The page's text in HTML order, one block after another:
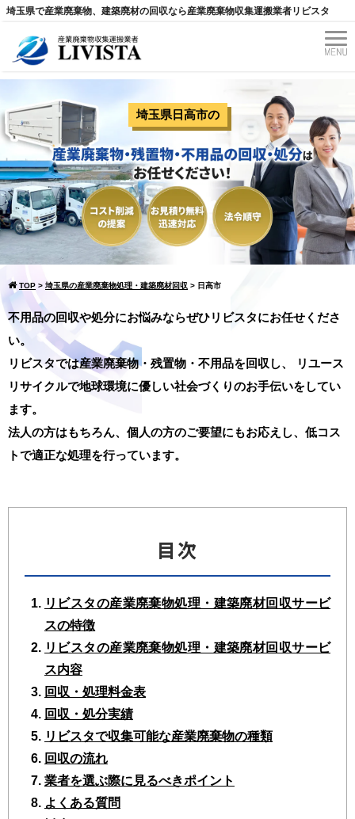
埼玉県で産業廃棄物、建築廃材の回収なら産業廃棄物収集運搬業者リビスタ
埼玉県日高市の
TOP > 埼玉県の産業廃棄物処理・建築廃材回収 > 日高市
不用品の回収や処分にお悩みならぜひリビスタにお任せくださ
い。
リビスタでは産業廃棄物・残置物・不用品を回収し、
リユース
リサイクルで地球環境に優しい社会づくりのお手伝いをしてい
ます。
法人の方はもちろん、個人の方のご要望にもお応えし、低コス
トで適正な処理を行っています。
目次
リビスタの産業廃棄物処理・建築廃材回収サービ
スの特徴
リビスタの産業廃棄物処理・建築廃材回収サービ
ス内容
回収・処理料金表
回収・処分実績
リビスタで収集可能な産業廃棄物の種類
回収の流れ
業者を選ぶ際に見るべきポイント
よくある質問